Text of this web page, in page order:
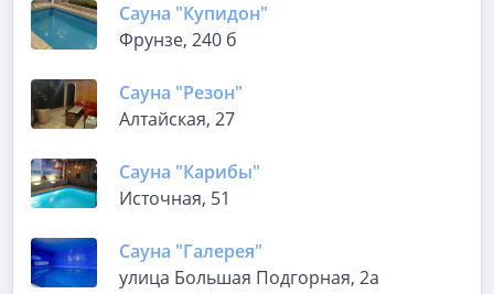
Сауна "Купидон"
Фрунзе, 240 б
Сауна "Резон"
Алтайская, 27
Сауна "Карибы"
Источная, 51
Сауна "Галерея"
улица Большая Подгорная, 2а